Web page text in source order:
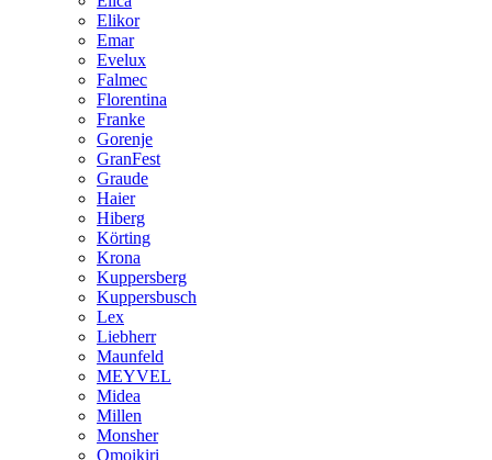
Elikor
Emar
Evelux
Falmec
Florentina
Franke
Gorenje
GranFest
Graude
Haier
Hiberg
Körting
Krona
Kuppersberg
Kuppersbusch
Lex
Liebherr
Maunfeld
MEYVEL
Midea
Millen
Monsher
Omoikiri